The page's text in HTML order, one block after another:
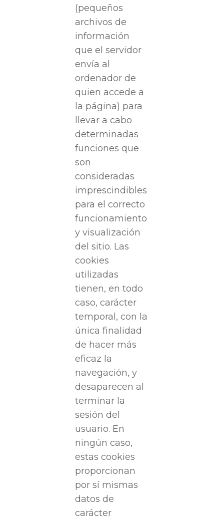
(pequeños
archivos de
información
que el servidor
envía al
ordenador de
quien accede a
la página) para
llevar a cabo
determinadas
funciones que
son
consideradas
imprescindibles
para el correcto
funcionamiento
y visualización
del sitio. Las
cookies
utilizadas
tienen, en todo
caso, carácter
temporal, con la
única finalidad
de hacer más
eficaz la
navegación, y
desaparecen al
terminar la
sesión del
usuario. En
ningún caso,
estas cookies
proporcionan
por sí mismas
datos de
carácter